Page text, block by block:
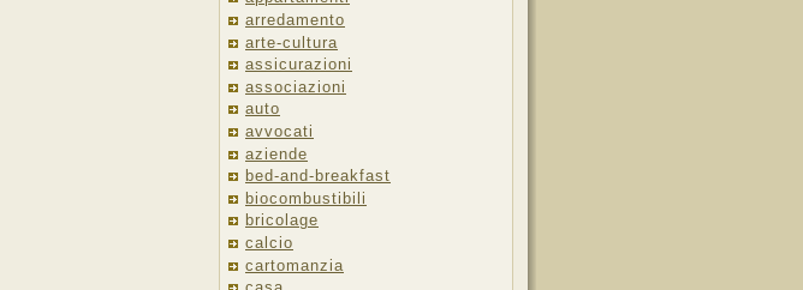
arredamento
arte-cultura
assicurazioni
associazioni
auto
avvocati
aziende
bed-and-breakfast
biocombustibili
bricolage
calcio
cartomanzia